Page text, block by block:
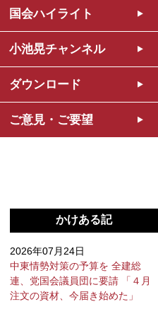
国会ハイライト
小池晃チャンネル
ダウンロード
ご意見・ご要望
かけある記
2026年07月24日
中東情勢対策の予算を 全建総
連、党国会議員団に要請 「４月
注文の資材、今届き始めた」